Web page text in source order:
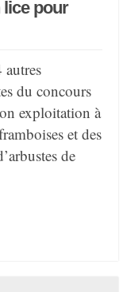
lice pour
du concours
exploitation à
et des
de